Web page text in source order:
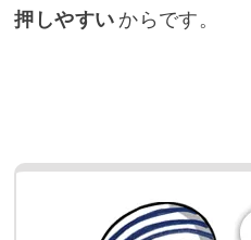
押しやすい からです。